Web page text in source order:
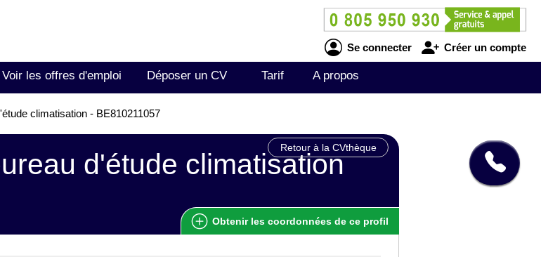
Se connecter Créer un compte
Voir les offres d'emploi Déposer un CV Tarif A propos
climatisation - BE810211057
Retour à la CVthèque
d'étude climatisation
Obtenir les coordonnées de ce profil